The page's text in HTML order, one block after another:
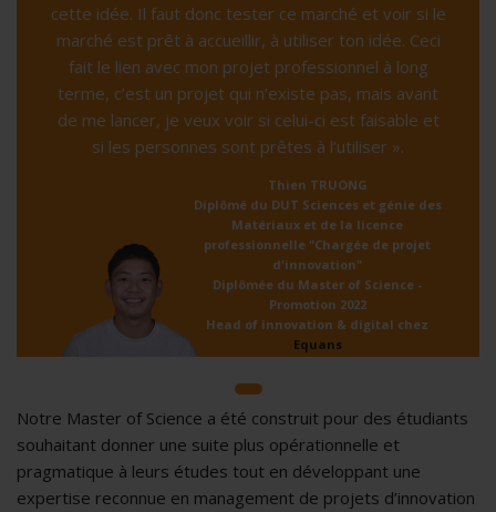
cette idée. Il faut donc tester ce marché et voir si le
marché est prêt à accueillir, à utiliser ton idée. Ceci
fait le lien avec mon projet professionnel à long
terme, c’est un projet qui n’existe pas, mais avant
de me lancer, je veux voir si celui-ci est faisable et
si les personnes sont prêtes à l’utiliser ».
Thien TRUONG
Diplômé du DUT Sciences et génie des
Matériaux et de la licence
professionnelle "Chargée de projet
d'innovation"
Diplômée du Master of Science -
Promotion 2022
Head of innovation & digital chez
Equans
Notre Master of Science a été construit pour des étudiants
souhaitant donner une suite plus opérationnelle et
pragmatique à leurs études tout en développant une
expertise reconnue en management de projets d’innovation